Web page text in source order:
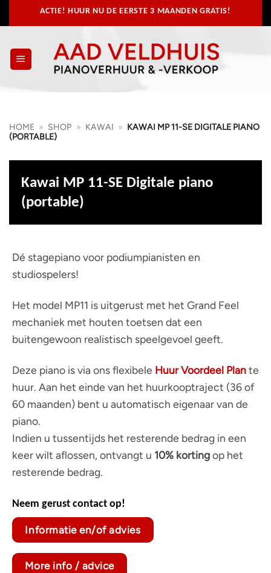
naar
ACTIE! HUUR NU DE EERSTE 3 MAANDEN GRATIS!
HOME » SHOP » KAWAI » KAWAI MP 11-SE DIGITALE PIANO
(PORTABLE)
Kawai MP 11-SE Digitale piano
(portable)
Dé stagepiano voor podiumpianisten en
studiospelers!
Het model MP11 is uitgerust met het Grand Feel
mechaniek met houten toetsen dat een
buitengewoon realistisch speelgevoel geeft.
Deze piano is via ons flexibele Huur Voordeel Plante
huur. Aan het einde van het huurkooptraject (36 of
60 maanden) bent u automatisch eigenaar van de
piano.
Indien u tussentijds het resterende bedrag in een
keer wilt aflossen, ontvangt u 10% kortingop het
resterende bedrag.
Neem gerust contact op!
Informatie en/of advies
More info / advice